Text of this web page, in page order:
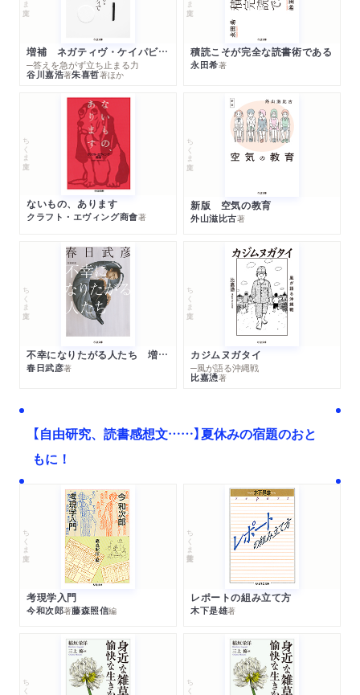
増補 ネガティヴ・ケイパビリティで生きる
─答えを急がず立ち止まる力
谷川嘉浩著朱喜哲著ほか
積読こそが完全な読書術である
永田希著
ちくま文庫
ないもの、あります
クラフト・エヴィング商會著
ちくま文庫
新版 空気の教育
外山滋比古著
ちくま文庫
不幸になりたがる人たち 増補新版
春日武彦著
ちくま文庫
カジムヌガタイ
─風が語る沖縄戦
比嘉慂著
【自由研究、読書感想文……】夏休みの宿題のおと
もに！
ちくま文庫
考現学入門
今和次郎著藤森照信編
ちくま学芸文庫
レポートの組み立て方
木下是雄著
ちくま文庫 ちくま文庫